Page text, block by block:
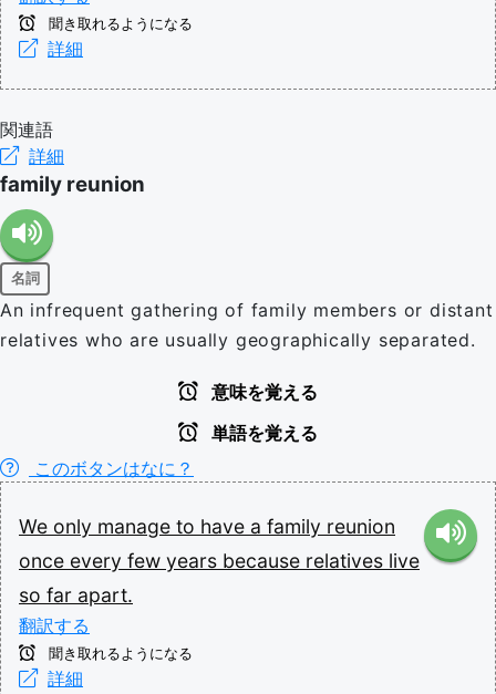
聞き取れるようになる
詳細
関連語
詳細
family reunion
名詞
An infrequent gathering of family members or distant
relatives who are usually geographically separated.
意味を覚える
単語を覚える
このボタンはなに？
We only manage to have a family reunion
once every few years because relatives live
so far apart.
翻訳する
聞き取れるようになる
詳細